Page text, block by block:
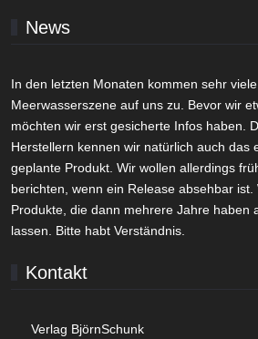
News
In den letzten Monaten kommen sehr
Meerwasserszene auf uns zu. Bevor wir
möchten wir erst gesicherte Infos haben.
Herstellern kennen wir natürlich auch das
geplante Produkt. Wir wollen allerdings
berichten, wenn ein Release absehbar
Produkte, die dann mehrere Jahre haben
lassen. Bitte habt Verständnis.
Kontakt
Verlag BjörnSchunk